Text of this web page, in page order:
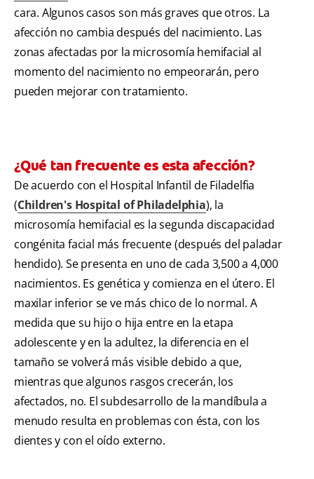
cara. Algunos casos son más graves que otros. La
afección no cambia después del nacimiento. Las
zonas afectadas por la microsomía hemifacial al
momento del nacimiento no empeorarán, pero
pueden mejorar con tratamiento.
¿Qué tan frecuente es esta afección?
De acuerdo con el Hospital Infantil de Filadelfia
(Children's Hospital of Philadelphia), la
microsomía hemifacial es la segunda discapacidad
congénita facial más frecuente (después del paladar
hendido). Se presenta en uno de cada 3,500 a 4,000
nacimientos. Es genética y comienza en el útero. El
maxilar inferior se ve más chico de lo normal. A
medida que su hijo o hija entre en la etapa
adolescente y en la adultez, la diferencia en el
tamaño se volverá más visible debido a que,
mientras que algunos rasgos crecerán, los
afectados, no. El subdesarrollo de la mandíbula a
menudo resulta en problemas con ésta, con los
dientes y con el oído externo.